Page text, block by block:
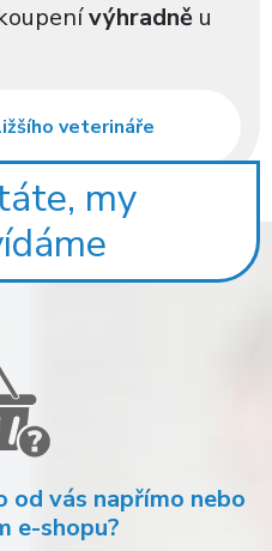
výhradně u
my
od vás napřímo nebo
e-shopu?